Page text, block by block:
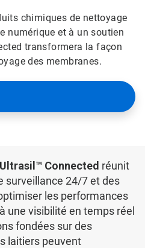
chimiques de nettoyage
numérique et à un soutien
transformera la façon
des membranes.​​​​​​​
Connected réunit
surveillance 24/7 et des
les performances
une visibilité en temps réel
fondées sur des
laitiers peuvent